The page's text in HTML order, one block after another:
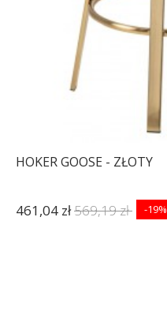
HOKER GOOSE - ZŁOTY
461,04 zł569,19 zł -19%